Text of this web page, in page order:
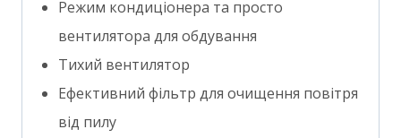
Режим кондиціонера та просто
вентилятора для обдування
Тихий вентилятор
Ефективний фільтр для очищення повітря
від пилу